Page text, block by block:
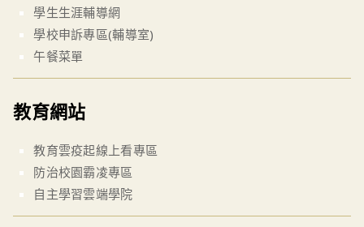
學生生涯輔導網
學校申訴專區(輔導室)
午餐菜單
教育網站
教育雲疫起線上看專區
防治校園霸凌專區
自主學習雲端學院